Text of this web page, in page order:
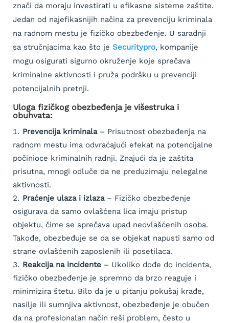
znači da moraju investirati u efikasne sisteme zaštite.
Jedan od najefikasnijih načina za prevenciju kriminala
na radnom mestu je fizičko obezbeđenje. U saradnji
sa stručnjacima kao što je Securitypro, kompanije
mogu osigurati sigurno okruženje koje sprečava
kriminalne aktivnosti i pruža podršku u prevenciji
potencijalnih pretnji.
Uloga fizičkog obezbeđenja je višestruka i
obuhvata:
Prevencija kriminala– Prisutnost obezbeđenja na
radnom mestu ima odvraćajući efekat na potencijalne
počinioce kriminalnih radnji. Znajući da je zaštita
prisutna, mnogi odluče da ne preduzimaju nelegalne
aktivnosti.
Praćenje ulaza i izlaza– Fizičko obezbeđenje
osigurava da samo ovlašćena lica imaju pristup
objektu, čime se sprečava upad neovlašćenih osoba.
Takođe, obezbeđuje se da se objekat napusti samo od
strane ovlašćenih zaposlenih ili posetilaca.
Reakcija na incidente – Ukoliko dođe do incidenta,
fizičko obezbeđenje je spremno da brzo reaguje i
minimizira štetu. Bilo da je u pitanju pokušaj krađe,
nasilje ili sumnjiva aktivnost, obezbeđenje je obučen
da na profesionalan način reši problem, često u